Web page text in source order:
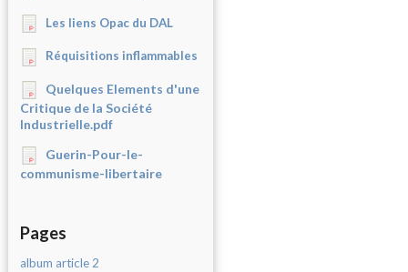
Les liens Opac du DAL
Réquisitions inflammables
Quelques Elements d'une
Critique de la Société
Industrielle.pdf
Guerin-Pour-le-
communisme-libertaire
Pages
album article 2